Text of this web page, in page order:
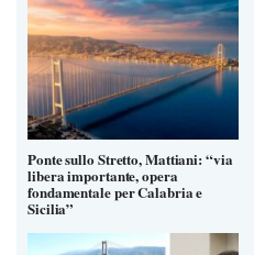
Ponte sullo Stretto, Mattiani: “via
libera importante, opera
fondamentale per Calabria e
Sicilia”